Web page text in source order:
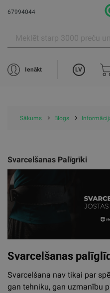
67994044
Ienākt LV
Sākums Blogs
Svarcelšanas Palīgrīki
Svarcelšanas
Svarcelšana nav tikai par
gan tehniku, gan uzmanību